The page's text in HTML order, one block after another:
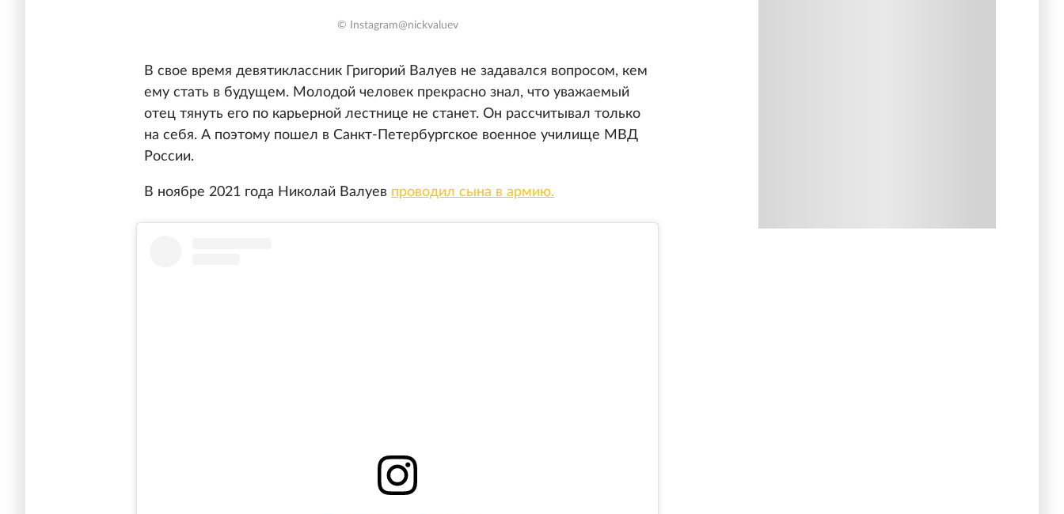
© Instagram@nickvaluev
В свое время девятиклассник Григорий Валуев не задавался вопросом, кем
ему стать в будущем. Молодой человек прекрасно знал, что уважаемый
отец тянуть его по карьерной лестнице не станет. Он рассчитывал только
на себя. А поэтому пошел в Санкт-Петербургское военное училище МВД
России.
В ноябре 2021 года Николай Валуев проводил сына в армию.